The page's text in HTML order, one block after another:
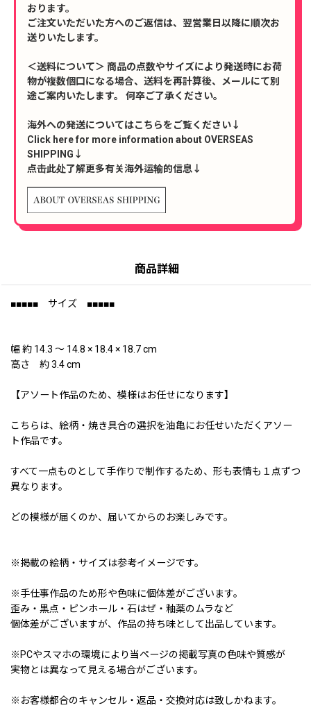
おります。
ご注文いただいた方へのご返信は、翌営業日以降に順次お
送りいたします。
＜送料について＞ 商品の点数やサイズにより発送時にお荷
物が複数個口になる場合、送料を再計算後、メールにて別
途ご案内いたします。 何卒ご了承ください。
海外への発送についてはこちらをご覧ください↓
Click here for more information about OVERSEAS
SHIPPING↓
点击此处了解更多有关海外运输的信息↓
商品詳細
■■■■■ サイズ ■■■■■
幅 約 14.3 〜 14.8 × 18.4 × 18.7 cm
高さ 約 3.4 cm
【アソート作品のため、模様はお任せになります】
こちらは、絵柄・焼き具合の選択を油亀にお任せいただくアソー
ト作品です。
すべて一点ものとして手作りで制作するため、形も表情も１点ずつ
異なります。
どの模様が届くのか、届いてからのお楽しみです。
※掲載の絵柄・サイズは参考イメージです。
※手仕事作品のため形や色味に個体差がございます。
歪み・黒点・ピンホール・石はぜ・釉薬のムラなど
個体差がございますが、作品の持ち味として出品しています。
※PCやスマホの環境により当ページの掲載写真の色味や質感が
実物とは異なって見える場合がございます。
※お客様都合のキャンセル・返品・交換対応は致しかねます。